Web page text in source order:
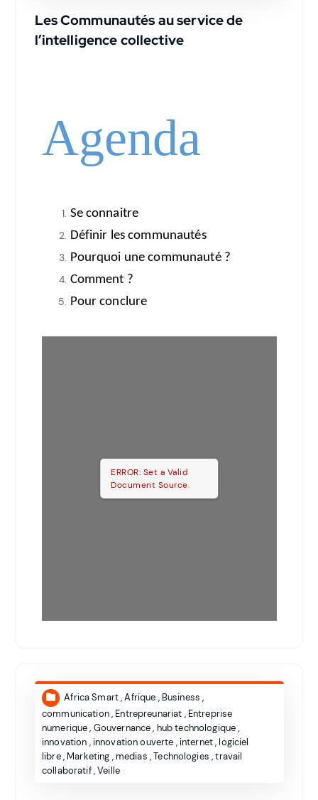
Les Communautés au service de
l’intelligence collective
Agenda
Se connaitre
Définir les communautés
Pourquoi une communauté ?
Comment ?
Pour conclure
ERROR: Set a Valid
Document Source.
Africa Smart,Afrique , Business ,
communication, Entrepreunariat , Entreprise
numerique, Gouvernance, hub technologique,
innovation , innovation ouverte , internet,logiciel
libre, Marketing ,medias ,Technologies ,travail
collaboratif,Veille